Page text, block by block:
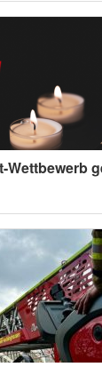
Wettbewerb